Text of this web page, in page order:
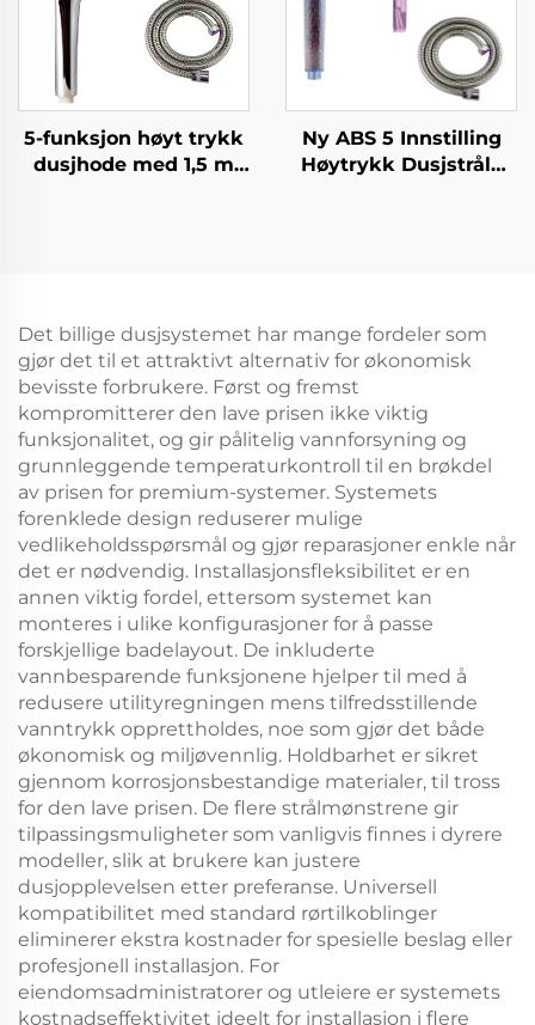
limvinkeljusterbar
holder
5-funksjon høyt trykk
dusjhode med 1,5 m
Ny ABS 5 Innstilling
Høytrykk Dusjstråle
Det billige dusjsystemet har mange fordeler som
gjør det til et attraktivt alternativ for økonomisk
bevisste forbrukere. Først og fremst
kompromitterer den lave prisen ikke viktig
funksjonalitet, og gir pålitelig vannforsyning og
grunnleggende temperaturkontroll til en brøkdel
av prisen for premium-systemer. Systemets
forenklede design reduserer mulige
vedlikeholdsspørsmål og gjør reparasjoner enkle når
det er nødvendig. Installasjonsfleksibilitet er en
annen viktig fordel, ettersom systemet kan
monteres i ulike konfigurasjoner for å passe
forskjellige badelayout. De inkluderte
vannbesparende funksjonene hjelper til med å
redusere utilityregningen mens tilfredsstillende
vanntrykk opprettholdes, noe som gjør det både
økonomisk og miljøvennlig. Holdbarhet er sikret
gjennom korrosjonsbestandige materialer, til tross
for den lave prisen. De flere strålmønstrene gir
tilpassingsmuligheter som vanligvis finnes i dyrere
modeller, slik at brukere kan justere
dusjopplevelsen etter preferanse. Universell
kompatibilitet med standard rørtilkoblinger
eliminerer ekstra kostnader for spesielle beslag eller
profesjonell installasjon. For
eiendomsadministratorer og utleiere er systemets
kostnadseffektivitet ideelt for installasjon i flere